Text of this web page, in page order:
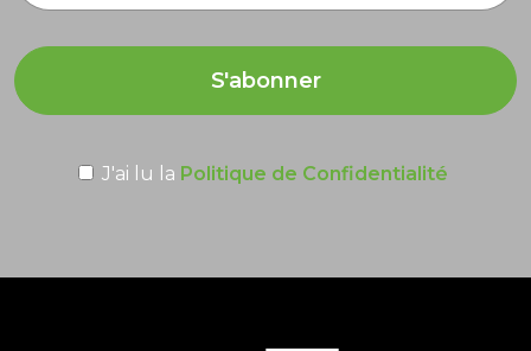
S'abonner
J'ai lu la Politique de Confidentialité